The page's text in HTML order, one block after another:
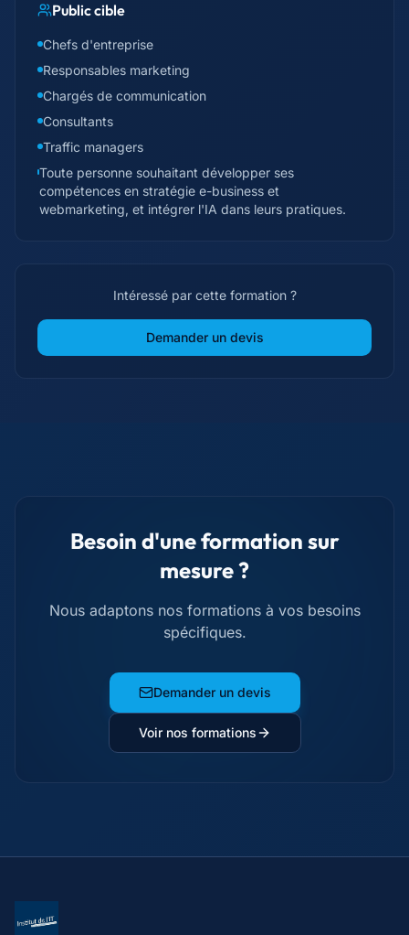
Public cible
Chefs d'entreprise
Responsables marketing
Chargés de communication
Consultants
Traffic managers
Toute personne souhaitant développer ses
compétences en stratégie e-business et
webmarketing, et intégrer l'IA dans leurs pratiques.
Intéressé par cette formation ?
Demander un devis
Besoin d'une formation sur
mesure ?
Nous adaptons nos formations à vos besoins
spécifiques.
Demander un devis
Voir nos formations